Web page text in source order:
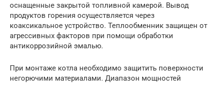
оснащенные закрытой топливной камерой. Вывод
продуктов горения осуществляется через
коаксикальное устройство. Теплообменник защищен от
агрессивных факторов при помощи обработки
антикоррозийной эмалью.
При монтаже котла необходимо защитить поверхности
негорючими материалами. Диапазон мощностей